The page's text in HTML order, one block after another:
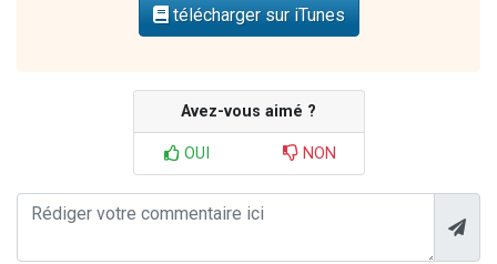
télécharger sur iTunes
Avez-vous aimé ?
OUI NON